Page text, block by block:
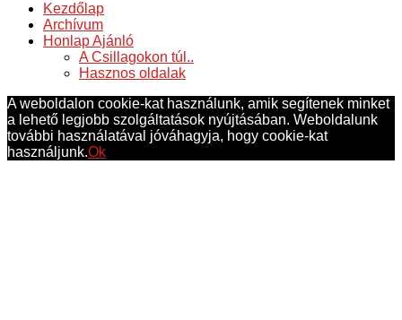
Kezdőlap
Archívum
Honlap Ajánló
A Csillagokon túl..
Hasznos oldalak
A weboldalon cookie-kat használunk, amik segítenek minket
a lehető legjobb szolgáltatások nyújtásában. Weboldalunk
további használatával jóváhagyja, hogy cookie-kat
használjunk.Ok